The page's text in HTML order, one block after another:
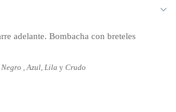
adelante. Bombacha con breteles
Negro Azul Lila y Crudo